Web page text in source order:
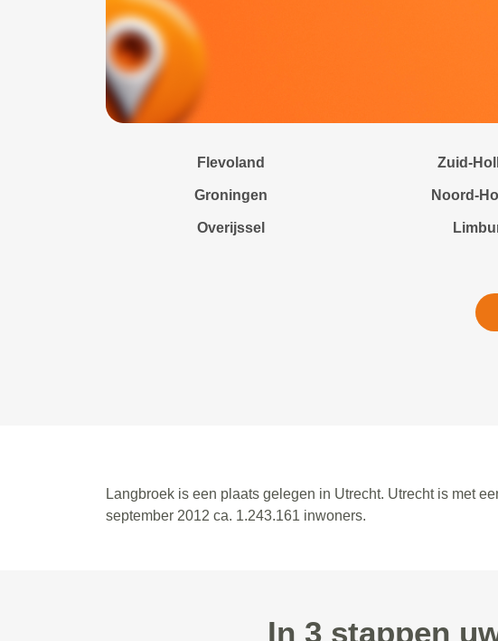
Flevoland Zuid-
Groningen Noord-
Overijssel
Langbroek is een plaats gelegen in Utrecht. Utrecht is met
september 2012 ca. 1.243.161 inwoners.
In 3 stappen